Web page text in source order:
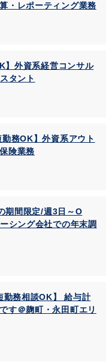
・レポーティング業務
】外資系経営コンサル
タント
務OK】外資系アウト
険業務
期間限定/週3日～O
シング会社での年末調
勤務相談OK】 給与計
す＠麹町・永田町エリ